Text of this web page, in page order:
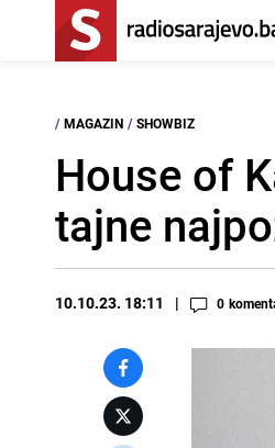
/ MAGAZIN / SHOWBIZ
House of
tajne
10.10.23. 18:11 0